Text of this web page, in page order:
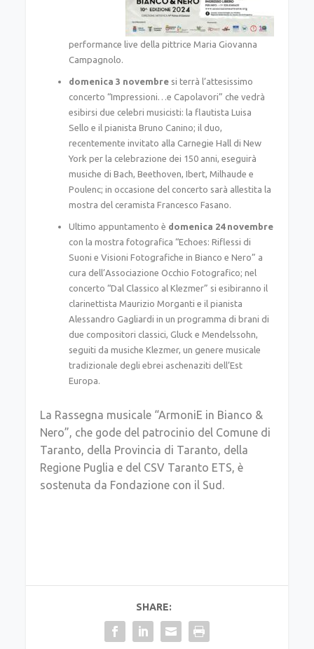
performance live della pittrice Maria Giovanna
Campagnolo.
domenica 3 novembre si terrà l’attesissimo
concerto “Impressioni…e Capolavori” che vedrà
esibirsi due celebri musicisti: la flautista Luisa
Sello e il pianista Bruno Canino; il duo,
recentemente invitato alla Carnegie Hall di New
York per la celebrazione dei 150 anni, eseguirà
musiche di Bach, Beethoven, Ibert, Milhaude e
Poulenc; in occasione del concerto sarà allestita la
mostra del ceramista Francesco Fasano.
Ultimo appuntamento è domenica 24 novembre
con la mostra fotografica “Echoes: Riflessi di
Suoni e Visioni Fotografiche in Bianco e Nero” a
cura dell’Associazione Occhio Fotografico; nel
concerto “Dal Classico al Klezmer” si esibiranno il
clarinettista Maurizio Morganti e il pianista
Alessandro Gagliardi in un programma di brani di
due compositori classici, Gluck e Mendelssohn,
seguiti da musiche Klezmer, un genere musicale
tradizionale degli ebrei aschenaziti dell’Est
Europa.
La Rassegna musicale “ArmoniE in Bianco &
Nero”, che gode del patrocinio del Comune di
Taranto, della Provincia di Taranto, della
Regione Puglia e del CSV Taranto ETS, è
sostenuta da Fondazione con il Sud.
SHARE: